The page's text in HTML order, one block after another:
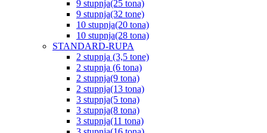
9 stupnja(25 tona)
9 stupnja(32 tone)
10 stupnja(20 tona)
10 stupnja(28 tona)
STANDARD-RUPA
2 stupnja (3,5 tone)
2 stupnja (6 tona)
2 stupnja(9 tona)
2 stupnja(13 tona)
3 stupnja(5 tona)
3 stupnja(8 tona)
3 stupnja(11 tona)